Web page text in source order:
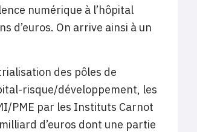
numérique à l’hôpital
d’euros. On arrive ainsi à un
des pôles de
risque/développement, les
PME par les Instituts Carnot
d’euros dont une partie